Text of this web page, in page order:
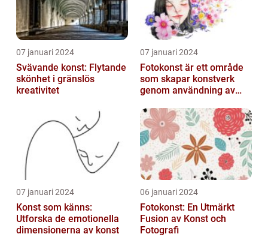
07 januari 2024
Svävande konst: Flytande
skönhet i gränslös
kreativitet
07 januari 2024
Fotokonst är ett område
som skapar konstverk
genom användning av
07 januari 2024
Konst som känns:
Utforska de emotionella
dimensionerna av konst
06 januari 2024
Fotokonst: En Utmärkt
Fusion av Konst och
Fotografi